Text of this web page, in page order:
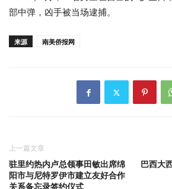
部中弹，凶手被当场逮捕。
来源 南美侨报网
上一篇文章
驻里约热内卢总领事田敏出席绵
阳市与尼特罗伊市建立友好合作
关系备忘录签约仪式
巴西大